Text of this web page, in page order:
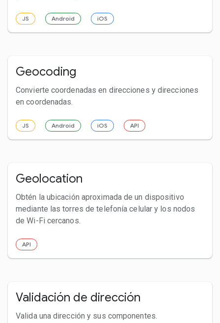
JS Android iOS
Geocoding
Convierte coordenadas en direcciones y direcciones
en coordenadas.
JS Android iOS API
Geolocation
Obtén la ubicación aproximada de un dispositivo
mediante las torres de telefonía celular y los nodos
de Wi-Fi cercanos.
API
Validación de dirección
Valida una dirección y sus componentes.